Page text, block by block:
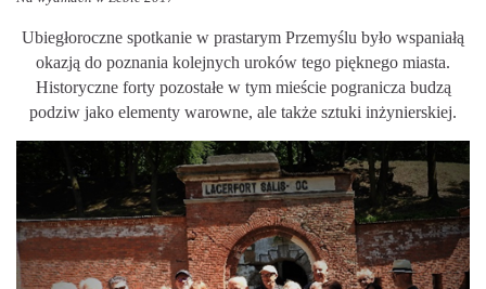
Ubiegłoroczne spotkanie w prastarym Przemyślu było wspaniałą
okazją do poznania kolejnych uroków tego pięknego miasta.
Historyczne forty pozostałe w tym mieście pogranicza budzą
podziw jako elementy warowne, ale także sztuki inżynierskiej.